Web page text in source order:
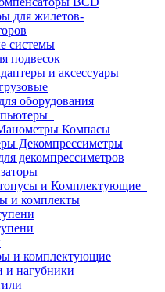
для жилетов-
системы
подвесок
и аксессуары
оборудования
Компасы
Декомпрессиметры
декомпрессиметров
и Комплектующие
и комплекты
и комплектующие
и нагубники